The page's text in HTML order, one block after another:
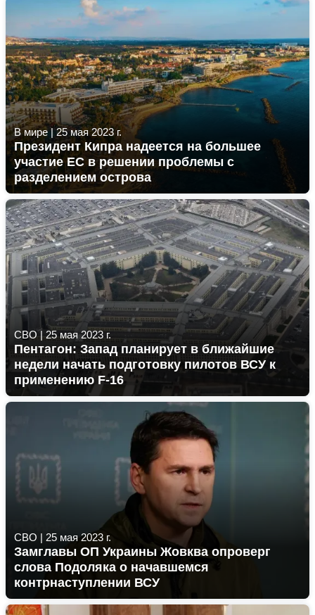
В мире| 25 мая 2023 г.
Президент Кипра надеется на большее
участие ЕС в решении проблемы с
разделением острова
СВО| 25 мая 2023 г.
Пентагон: Запад планирует в ближайшие
недели начать подготовку пилотов ВСУ к
применению F-16
СВО | 25 мая 2023 г.
Замглавы ОП Украины Жовква опроверг
слова Подоляка о начавшемся
контрнаступлении ВСУ